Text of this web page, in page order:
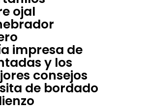
ojal
impresa de
y los
consejos
de bordado